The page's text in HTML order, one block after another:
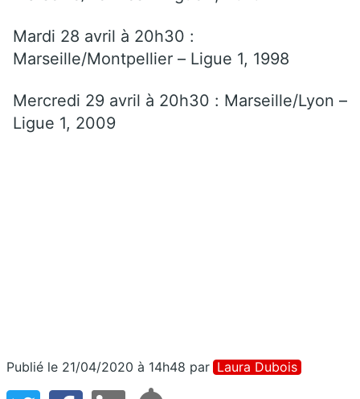
Mardi 28 avril à 20h30 :
Marseille/Montpellier – Ligue 1, 1998
Mercredi 29 avril à 20h30 : Marseille/Lyon –
Ligue 1, 2009
Publié le 21/04/2020 à 14h48 par Laura Dubois